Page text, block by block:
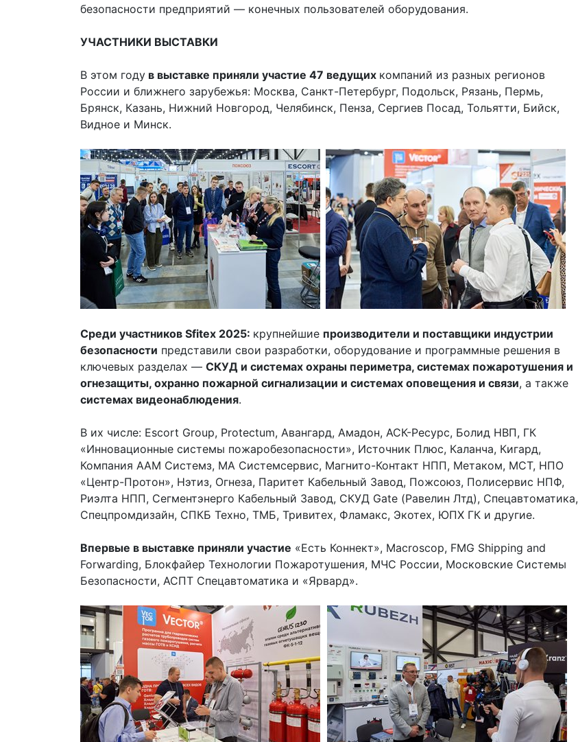
безопасности предприятий — конечных пользователей оборудования.
УЧАСТНИКИ ВЫСТАВКИ
В этом году в выставке приняли участие 47 ведущих компаний из разных регионов
России и ближнего зарубежья: Москва, Санкт-Петербург, Подольск, Рязань, Пермь,
Брянск, Казань, Нижний Новгород, Челябинск, Пенза, Сергиев Посад, Тольятти, Бийск,
Видное и Минск.
Среди участников Sfitex 2025: крупнейшие производители и поставщики индустрии
безопасности представили свои разработки, оборудование и программные решения в
ключевых разделах — СКУД и системах охраны периметра, системах пожаротушения и
огнезащиты, охранно пожарной сигнализации и системах оповещения и связи, а также
системах видеонаблюдения.
В их числе: Escort Group, Protectum, Авангард, Амадон, АСК-Ресурс, Болид НВП, ГК
«Инновационные системы пожаробезопасности», Источник Плюс, Каланча, Кигард,
Компания ААМ Системз, МА Системсервис, Магнито-Контакт НПП, Метаком, МСТ, НПО
«Центр-Протон», Нэтиз, Огнеза, Паритет Кабельный Завод, Пожсоюз, Полисервис НПФ,
Риэлта НПП, Сегментэнерго Кабельный Завод, СКУД Gate (Равелин Лтд), Спецавтоматика,
Спецпромдизайн, СПКБ Техно, ТМБ, Тривитех, Фламакс, Экотех, ЮПХ ГК и другие.
Впервые в выставке приняли участие «Есть Коннект», Macroscop, FMG Shipping and
Forwarding, Блокфайер Технологии Пожаротушения, МЧС России, Московские Системы
Безопасности, АСПТ Спецавтоматика и «Ярвард».